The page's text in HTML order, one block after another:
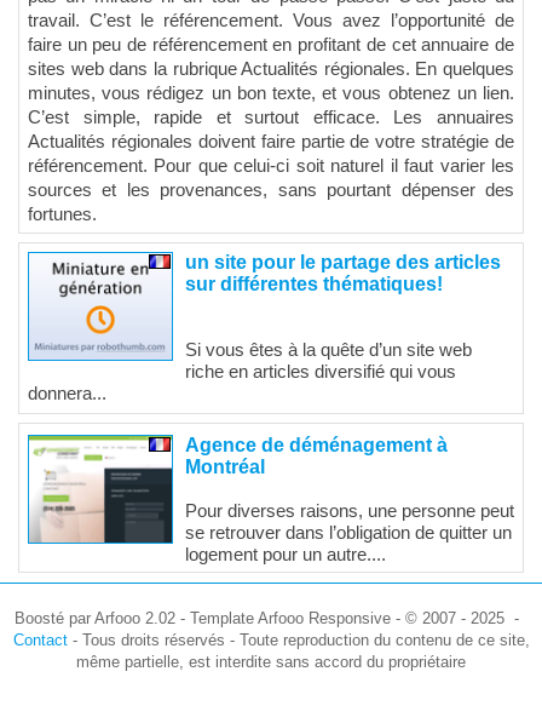
travail. C’est le référencement. Vous avez l’opportunité de
faire un peu de référencement en profitant de cet annuaire de
sites web dans la rubrique Actualités régionales. En quelques
minutes, vous rédigez un bon texte, et vous obtenez un lien.
C’est simple, rapide et surtout efficace. Les annuaires
Actualités régionales doivent faire partie de votre stratégie de
référencement. Pour que celui-ci soit naturel il faut varier les
sources et les provenances, sans pourtant dépenser des
fortunes.
un site pour le partage des articles
sur différentes thématiques!
Si vous êtes à la quête d’un site web
riche en articles diversifié qui vous
donnera...
Agence de déménagement à
Montréal
Pour diverses raisons, une personne peut
se retrouver dans l’obligation de quitter un
logement pour un autre....
Boosté par Arfooo 2.02 - Template Arfooo Responsive - © 2007 - 2025 -
Contact- Tous droits réservés - Toute reproduction du contenu de ce site,
même partielle, est interdite sans accord du propriétaire